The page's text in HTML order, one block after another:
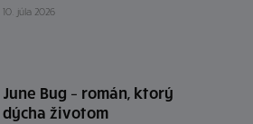
10. júla 2026
June Bug – román, ktorý
dýcha životom